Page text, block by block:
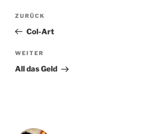
Beitragsnavigation
Vorheriger
Beitrag
ZURÜCK
Col-Art
Nächster
Beitrag
WEITER
All das Geld